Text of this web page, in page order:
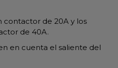
contactor de 20A y los
de 40A.
en cuenta el saliente del